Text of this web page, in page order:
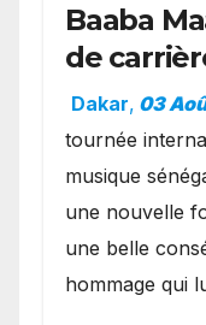
Baaba
de
royale.
Dakar, 03
tournée
musique
une nouvelle
une belle
hommage qui